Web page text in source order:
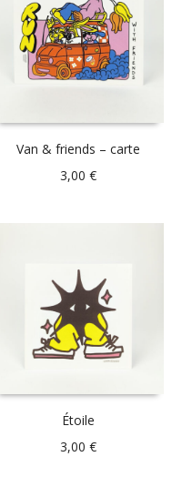
Van & friends – carte
3,00€
Étoile
3,00€